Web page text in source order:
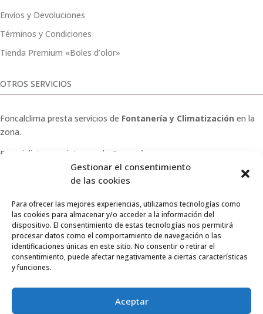
Gestionar el consentimiento
de las cookies
Para ofrecer las mejores experiencias, utilizamos tecnologías como
las cookies para almacenar y/o acceder a la información del
dispositivo. El consentimiento de estas tecnologías nos permitirá
procesar datos como el comportamiento de navegación o las
identificaciones únicas en este sitio. No consentir o retirar el
consentimiento, puede afectar negativamente a ciertas características
y funciones.
Aceptar
Envíos y Devoluciones
Términos y Condiciones
Tienda Premium «Boles d’olor»
OTROS SERVICIOS
Foncalclima presta servicios de Fontanería y Climatización en la
zona.
Especialistas en sistemas de
Osmosis
Pide presupuesto sin compromiso o llámanos y haz tu
© 2026 Foncalclima · Todos los derechos reservados